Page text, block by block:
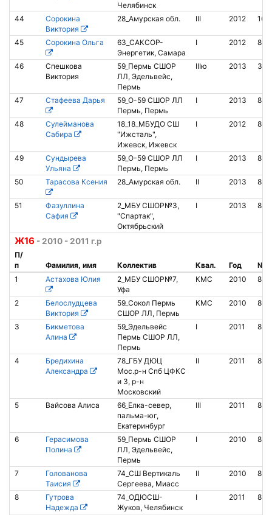
Челябинск
44
Сорокина
Виктория
28_Амурская обл. III 2012
45 Сорокина Ольга
63_САКСОР-
Энергетик, Самара
I 2012
46
Спешкова
Виктория
59_Пермь СШОР
ЛЛ, Эдельвейс,
Пермь
IIIю 2013
47 Стафеева Дарья
59_O-59 СШОР ЛЛ
Пермь, Пермь
I 2013
48
Сулейманова
Сабира
18_18_МБУДО СШ
"Ижсталь",
Ижевск, Ижевск
I 2012
49
Сундырева
Ульяна
59_O-59 СШОР ЛЛ
Пермь, Пермь
I 2013
50 Тарасова Ксения 28_Амурская обл. II 2013
51
Фазуллина
Сафия
2_МБУ СШОР№3,
"Спартак",
Октябрьский
I 2013
Ж16 - 2010 - 2011 г.р
П/
п
Фамилия, имя Коллектив Квал. Год
№
1
Астахова Юлия
2_МБУ СШОР№7,
Уфа
КМС 2010
2
Белослудцева
Виктория
59_Сокол Пермь
СШОР ЛЛ, Пермь
КМС 2010
3
Бикметова
Алина
59_Эдельвейс
Пермь СШОР ЛЛ,
Пермь
I 2011
4
Бредихина
Александра
78_ГБУ ДЮЦ
Мос.р-н Спб ЦФКС
и З, р-н
Московский
II 2011
5 Вайсова Алиса
66_Елка-север,
пальма-юг,
Екатеринбург
III 2011
6
Герасимова
Полина
59_Пермь СШОР
ЛЛ, Эдельвейс,
Пермь
I 2010
7
Голованова
Таисия
74_СШ Вертикаль
Сергеева, Миасс
II 2010
8
Гутрова
Надежда
74_ОДЮСШ-
Жуков, Челябинск
I 2011